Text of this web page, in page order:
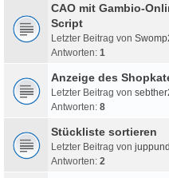
CAO mit Gambio-
Script
Letzter Beitrag von
Antworten: 1
Anzeige des
Letzter Beitrag von
Antworten: 8
Stückliste sortieren
Letzter Beitrag von
Antworten: 2